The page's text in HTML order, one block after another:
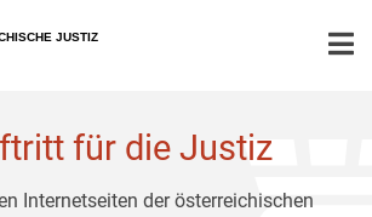
JUSTIZ
für die Justiz
Internetseiten der österreichischen